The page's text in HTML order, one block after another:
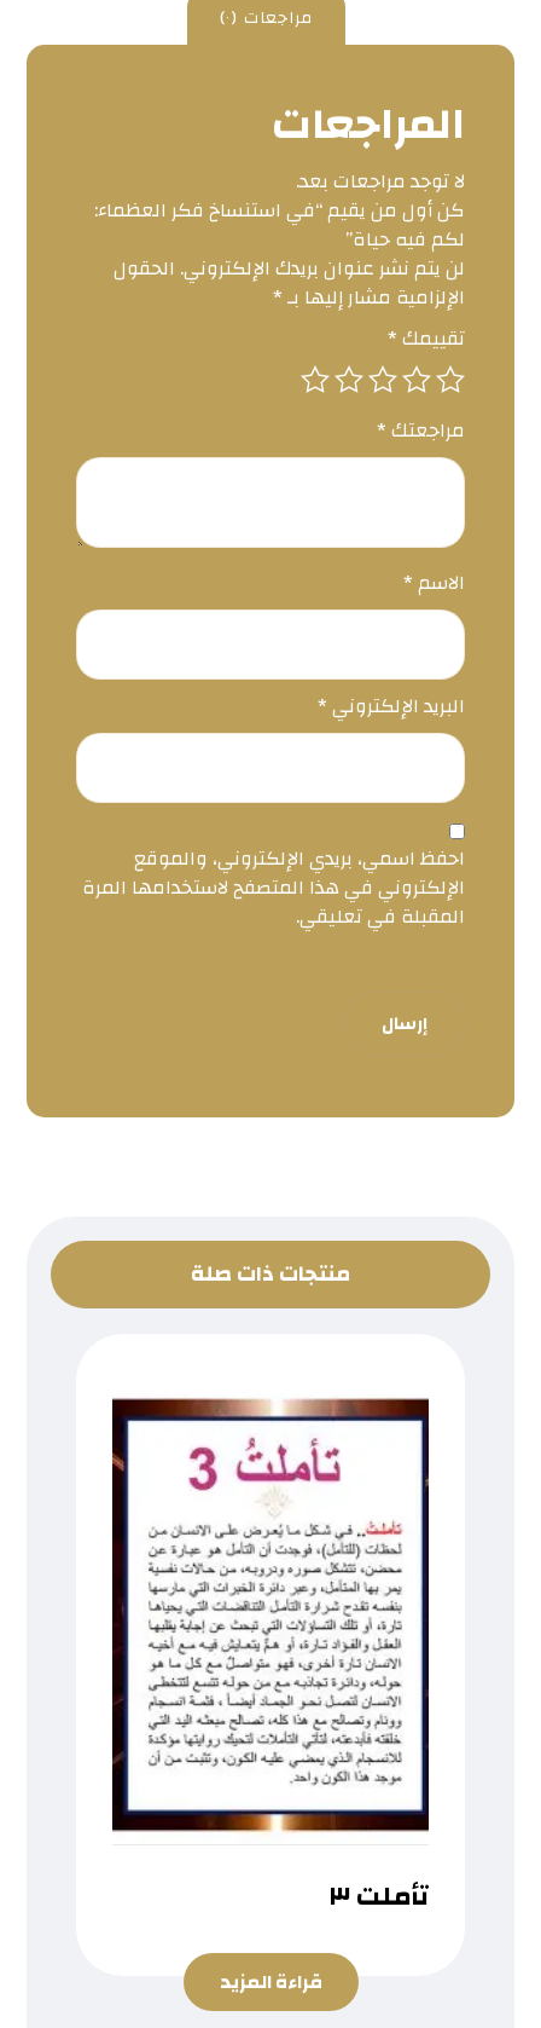
مراجعات (٠)
المراجعات
لا توجد مراجعات بعد.
كن أول من يقيم “في استنساخ فكر العظماء:
لكم فيه حياة”
لن يتم نشر عنوان بريدك الإلكتروني. الحقول
الإلزامية مشار إليها بـ*
تقييمك*
مراجعتك*
الاسم*
البريد الإلكتروني*
احفظ اسمي، بريدي الإلكتروني، والموقع
الإلكتروني في هذا المتصفح لاستخدامها المرة
المقبلة في تعليقي.
إرسال
منتجات ذات صلة
تأملت ٣
قراءة المزيد